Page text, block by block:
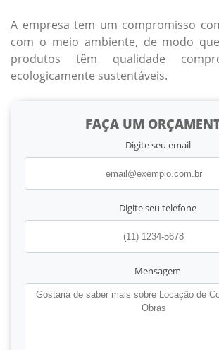
A empresa tem um compromisso
com o meio ambiente, de modo
produtos têm qualidade
ecologicamente sustentáveis.
FAÇA UM
Digite seu email
Digite seu telefone
Mensagem